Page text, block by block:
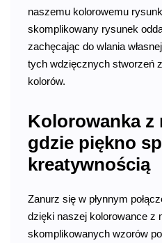
naszemu kolorowemu
skomplikowany rysunek
zachęcając do wlania
tych wdzięcznych stworzeń
kolorów.
Kolorowanka z
gdzie piękno
kreatywnością
Zanurz się w płynnym
dzięki naszej kolorowance z
skomplikowanych wzorów